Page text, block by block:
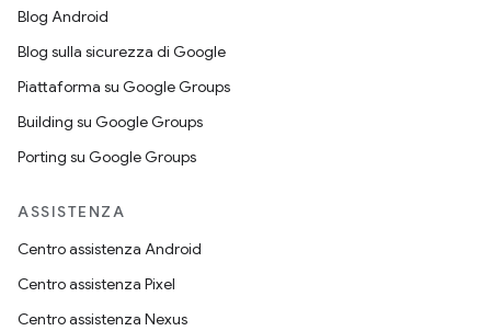
Blog Android
Blog sulla sicurezza di Google
Piattaforma su Google Groups
Building su Google Groups
Porting su Google Groups
ASSISTENZA
Centro assistenza Android
Centro assistenza Pixel
Centro assistenza Nexus